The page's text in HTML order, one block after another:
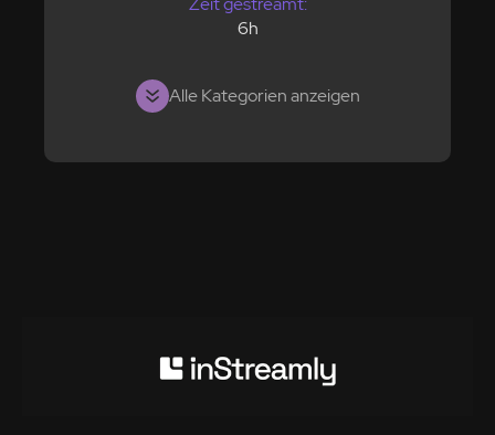
6h
Alle Kategorien anzeigen